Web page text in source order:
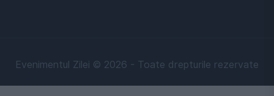
Evenimentul Zilei © 2026 - Toate drepturile rezervate